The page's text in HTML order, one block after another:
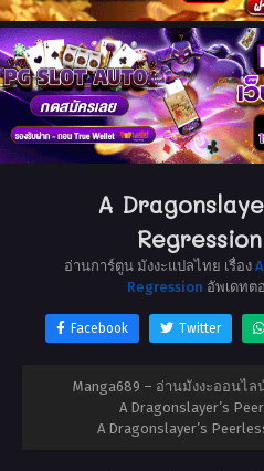
A
อ่านการ์ตูน มังงะแปลไทย เรื่อง
Regression อัพเดทต
Facebook Twitter
Manga689 – อ่านมังงะออนไ
A Dragonslayer’s
A Dragonslayer’s